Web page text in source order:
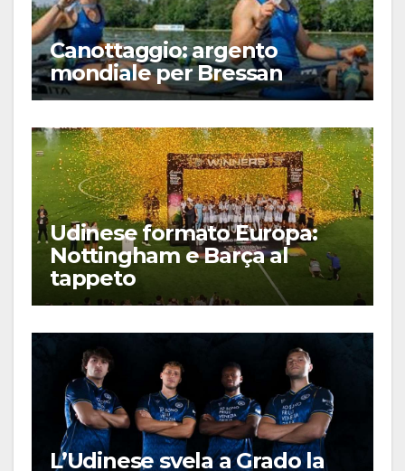
Canottaggio: argento
mondiale per Bressan
Udinese formato Europa:
Nottingham e Barça al
tappeto
L’Udinese svela a Grado la